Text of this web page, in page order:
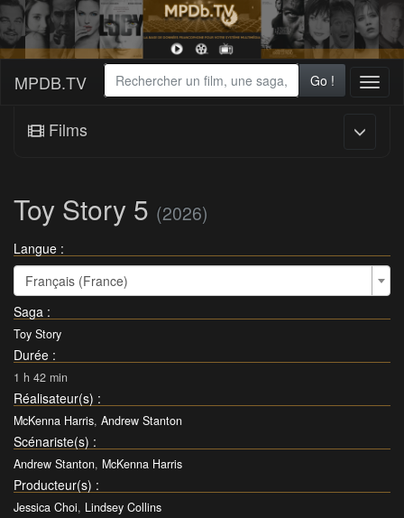
MPDB.TV Go !
Films
Toy Story 5 (2026)
Langue :
Français (France)
Saga :
Toy Story
Durée :
1 h 42 min
Réalisateur(s) :
McKenna Harris, Andrew Stanton
Scénariste(s) :
Andrew Stanton, McKenna Harris
Producteur(s) :
Jessica Choi, Lindsey Collins